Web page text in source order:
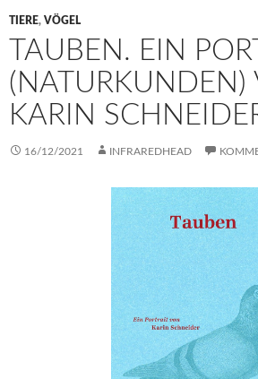
TIERE, VÖGEL
TAUBEN. EIN
(NATURKUNDEN)
KARIN
16/12/2021 INFRAREDHEAD